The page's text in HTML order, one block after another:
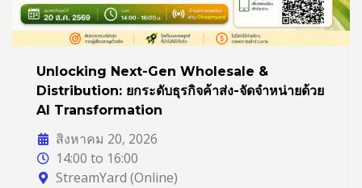
Unlocking Next-Gen Wholesale &
Distribution: ยกระดับธุรกิจค้าส่ง-จัดจำหน่ายด้วย
AI Transformation
สิงหาคม 20, 2026
14:00 to 16:00
StreamYard (Online)